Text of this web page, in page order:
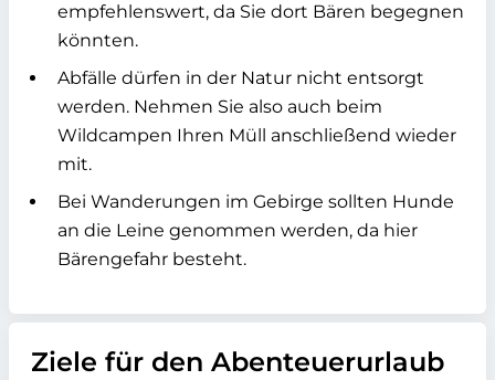
empfehlenswert, da Sie dort Bären begegnen
könnten.
Abfälle dürfen in der Natur nicht entsorgt
werden. Nehmen Sie also auch beim
Wildcampen Ihren Müll anschließend wieder
mit.
Bei Wanderungen im Gebirge sollten Hunde
an die Leine genommen werden, da hier
Bärengefahr besteht.
Ziele für den Abenteuerurlaub